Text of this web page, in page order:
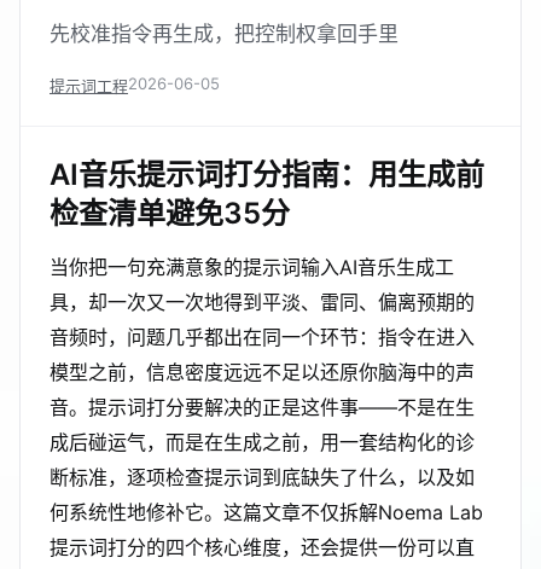
先校准指令再生成，把控制权拿回手里
提示词工程2026-06-05
AI音乐提示词打分指南：用生成前
检查清单避免35分
当你把一句充满意象的提示词输入AI音乐生成工
具，却一次又一次地得到平淡、雷同、偏离预期的
音频时，问题几乎都出在同一个环节：指令在进入
模型之前，信息密度远远不足以还原你脑海中的声
音。提示词打分要解决的正是这件事——不是在生
成后碰运气，而是在生成之前，用一套结构化的诊
断标准，逐项检查提示词到底缺失了什么，以及如
何系统性地修补它。这篇文章不仅拆解Noema Lab
提示词打分的四个核心维度，还会提供一份可以直